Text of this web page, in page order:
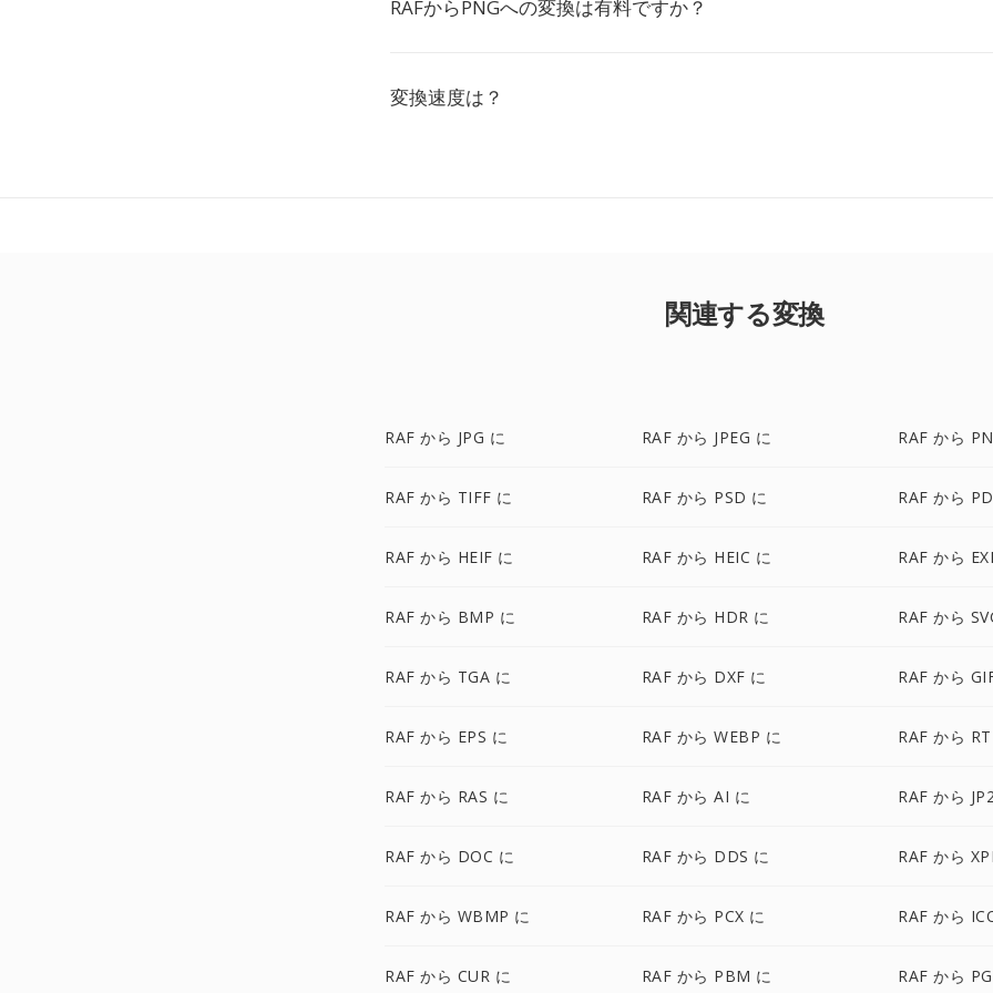
RAFからPNGへの変換は有料ですか？
変換速度は？
関連する変換
RAF から JPG に RAF から JPEG に RAF から
RAF から TIFF に RAF から PSD に RAF から
RAF から HEIF に RAF から HEIC に RAF から
RAF から BMP に RAF から HDR に RAF から
RAF から TGA に RAF から DXF に RAF から
RAF から EPS に RAF から WEBP に RAF から
RAF から RAS に RAF から AI に RAF から
RAF から DOC に RAF から DDS に RAF から
RAF から WBMP に RAF から PCX に RAF から
RAF から CUR に RAF から PBM に RAF から